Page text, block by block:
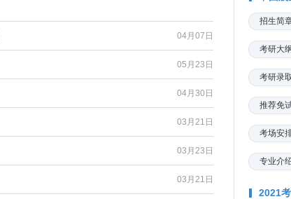
04月07日
05月23日
04月30日
03月21日
03月23日
03月21日
招生简
考研大纲
考研录
推荐免
考场安
专业介
2021